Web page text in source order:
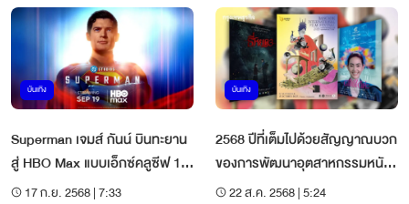
บันเทิง
Superman เจมส์ กันน์ บินทะยาน
สู่ HBO Max แบบเอ็กซ์คลูซีฟ 19
ก.ย.17 ก.ย. 2568 | 7:33
บันเทิง
2568 ปีที่เต็มไปด้วยสัญญาณบวก
ของการพัฒนาอุตสาหกรรมหนัง
ไทย22 ส.ค. 2568 | 5:24